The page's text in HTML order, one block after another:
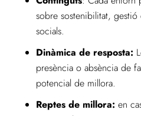
sobre sostenibilitat,
socials.
Dinàmica de resposta:
presència o absència de
potencial de millora.
Reptes de millora: en